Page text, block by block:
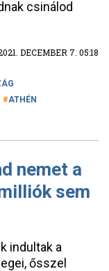
csinálod
DECEMBER 7. 05:18
ATHÉN
nemet a
sem
indultak a
ősszel